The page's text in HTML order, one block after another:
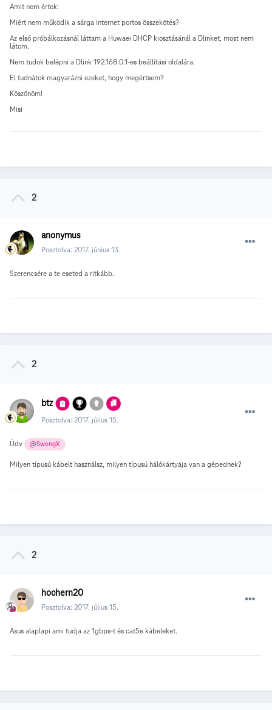
Amit nem értek:
Miért nem működik a sárga internet portos összekötés?
Az első próbálkozásnál láttam a Huwaei DHCP kiosztásánál a Dlinket, most nem
látom.
Nem tudok belépni a Dlink 192.168.0.1-es beállítási oldalára.
El tudnátok magyarázni ezeket, hogy megértsem?
Köszönöm!
Misi
2
anonymus
Posztolva: 2017. június 13.
Szerencsére a te eseted a ritkább.
2
btz
Posztolva: 2017. július 15.
Üdv @SwengX
Milyen típusú kábelt használsz, milyen típusú hálókártyája van a gépednek?
2
hochern20
Posztolva: 2017. július 15.
Asus alaplapi ami tudja az 1gbps-t és cat5e kábeleket.